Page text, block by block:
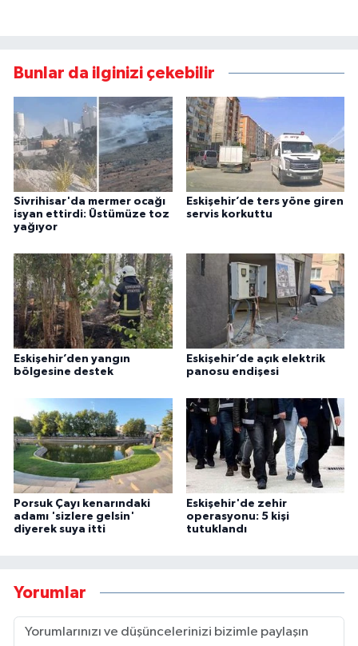
Bunlar da ilginizi çekebilir
Sivrihisar'da mermer ocağı
isyan ettirdi: Üstümüze toz
yağıyor
Eskişehir’de ters yöne giren
servis korkuttu
Eskişehir’den yangın
bölgesine destek
Eskişehir’de açık elektrik
panosu endişesi
Porsuk Çayı kenarındaki
adamı 'sizlere gelsin'
diyerek suya itti
Eskişehir'de zehir
operasyonu: 5 kişi
tutuklandı
Yorumlar